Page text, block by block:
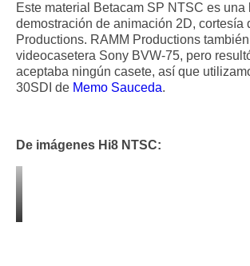
Este material Betacam SP NTSC es una
demostración de animación 2D, cortesía
Productions. RAMM Productions
videocasetera Sony BVW-75, pero
aceptaba ningún casete, así que
30SDI de Memo Sauceda.
De imágenes Hi8 NTSC: